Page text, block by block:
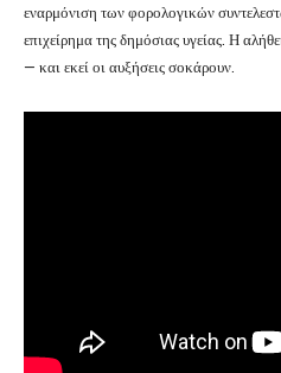
εναρμόνιση των φορολογικών
επιχείρημα της δημόσιας υγείας. Η
— και εκεί οι αυξήσεις σοκάρουν.